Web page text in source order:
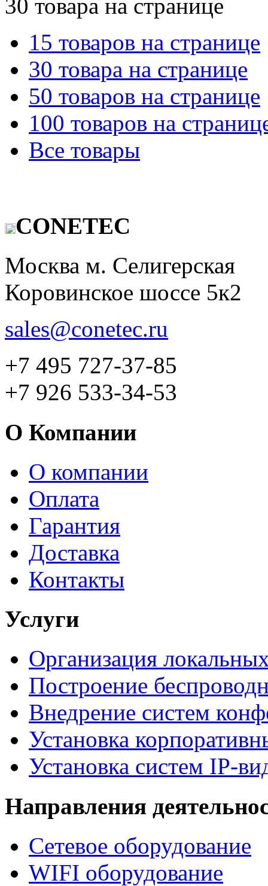
30 товара на странице
15 товаров на странице
30 товара на странице
50 товаров на странице
100 товаров на
Все товары
CONETEC
Москва м. Селигерская
Коровинское шоссе 5к2
sales@conetec.ru
+7 495 727-37-85
+7 926 533-34-53
О Компании
О компании
Оплата
Гарантия
Доставка
Контакты
Услуги
Организация
Построение
Внедрение систем
Установка
Установка систем IP-
Направления
Сетевое оборудование
WIFI оборудование